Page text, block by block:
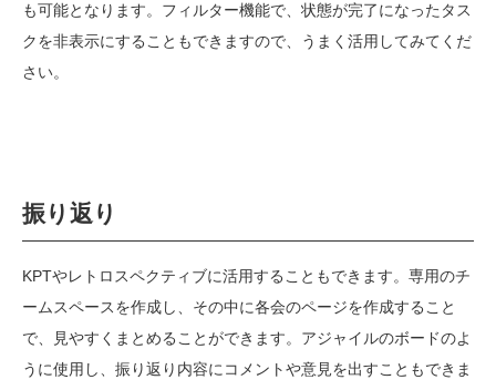
も可能となります。フィルター機能で、状態が完了になったタス
クを非表示にすることもできますので、うまく活用してみてくだ
さい。
振り返り
KPTやレトロスペクティブに活用することもできます。専用のチ
ームスペースを作成し、その中に各会のページを作成すること
で、見やすくまとめることができます。アジャイルのボードのよ
うに使用し、振り返り内容にコメントや意見を出すこともできま